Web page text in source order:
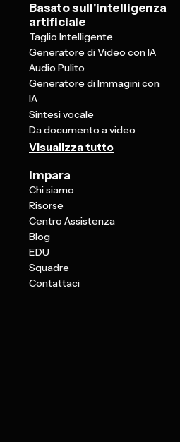
Basato sull'intelligenza
artificiale
Taglio Intelligente
Generatore di Video con IA
Audio Pulito
Generatore di Immagini con
IA
Sintesi vocale
Da documento a video
Visualizza tutto
Impara
Chi siamo
Risorse
Centro Assistenza
Blog
EDU
Squadre
Contattaci